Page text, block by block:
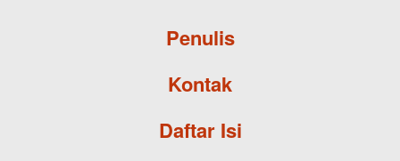
Penulis
Kontak
Daftar Isi